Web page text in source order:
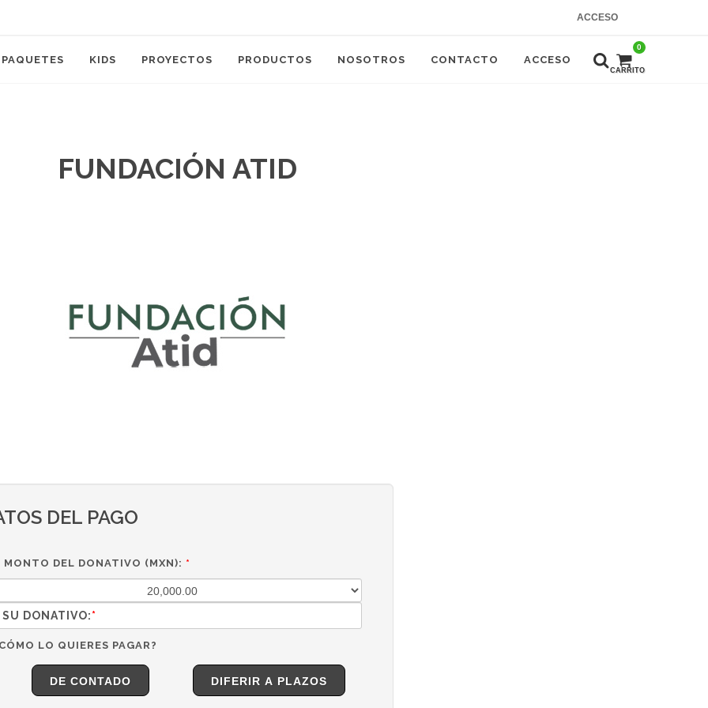
ACCESO
PAQUETES KIDS PROYECTOS PRODUCTOS NOSOTROS CONTACTO ACCESO
0
CARRITO
FUNDACIÓN ATID
DEL PAGO
MONTO DEL DONATIVO (MXN): *
SU DONATIVO:*
LO QUIERES PAGAR?
DE CONTADO DIFERIR A PLAZOS